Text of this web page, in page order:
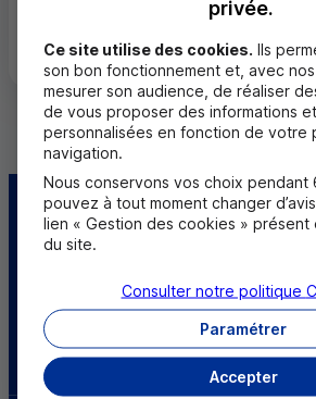
Tous les
Centre d'aide
malentendants
Télécharger
privée.
Ce site utilise des cookies. Ils
son bon fonctionnement et, avec
mesurer son audience, de réaliser
de vous proposer des informations
personnalisées en fonction de votre
navigation.
Nous conservons vos choix pendant
pouvez à tout moment changer
lien « Gestion des cookies »
du site.
Accepter
Paramétrer
Consulter notre politique